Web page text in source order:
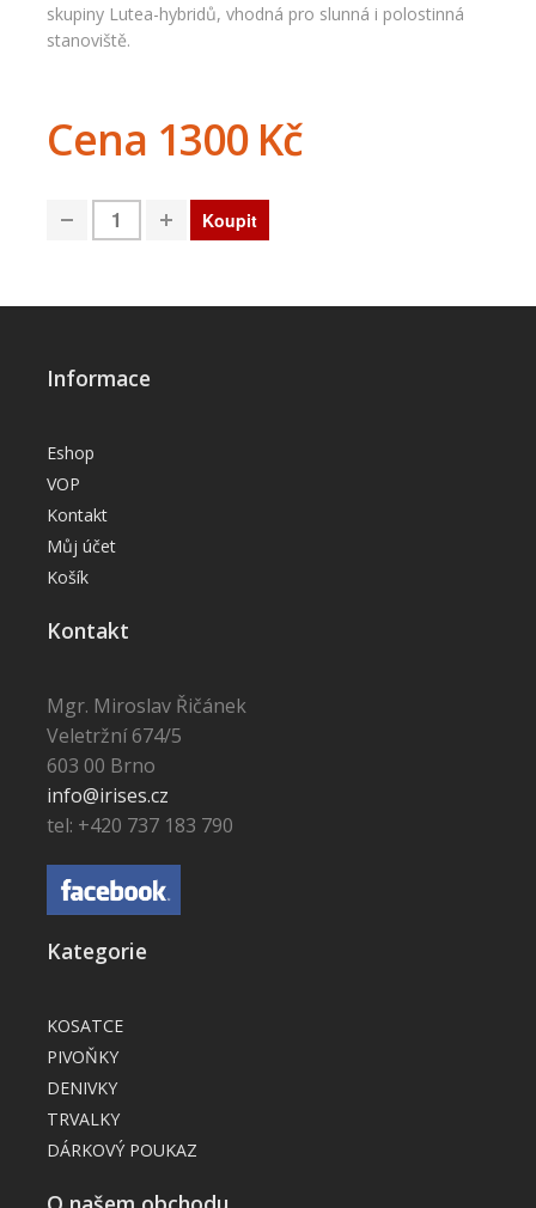
skupiny Lutea-hybridů, vhodná pro slunná i polostinná
stanoviště.
Cena 1300 Kč
Informace
Eshop
VOP
Kontakt
Můj účet
Košík
Kontakt
Mgr. Miroslav Řičánek
Veletržní 674/5
603 00 Brno
info@irises.cz
tel: +420 737 183 790
Kategorie
KOSATCE
PIVOŇKY
DENIVKY
TRVALKY
DÁRKOVÝ POUKAZ